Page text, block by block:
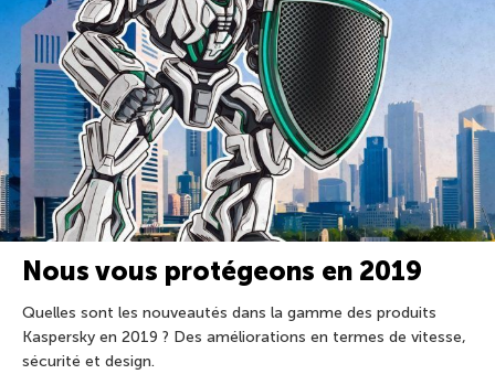
Nous vous protégeons en 2019
Quelles sont les nouveautés dans la gamme des produits
Kaspersky en 2019 ? Des améliorations en termes de vitesse,
sécurité et design.